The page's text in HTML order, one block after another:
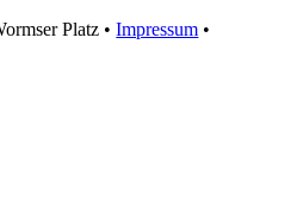
Platz •Impressum •